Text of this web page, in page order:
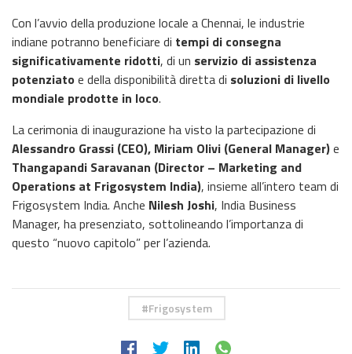
Con l’avvio della produzione locale a Chennai, le industrie
indiane potranno beneficiare di tempi di consegna
significativamente ridotti, di un servizio di assistenza
potenziato e della disponibilità diretta di soluzioni di livello
mondiale prodotte in loco.
La cerimonia di inaugurazione ha visto la partecipazione di
Alessandro Grassi (CEO), Miriam Olivi (General Manager)e
Thangapandi Saravanan (Director – Marketing and
Operations at Frigosystem India), insieme all’intero team di
Frigosystem India. Anche Nilesh Joshi, India Business
Manager, ha presenziato, sottolineando l’importanza di
questo “nuovo capitolo” per l’azienda.
Frigosystem